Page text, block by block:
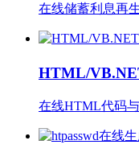
在线储蓄利息再
HTML/
在线HTML代码